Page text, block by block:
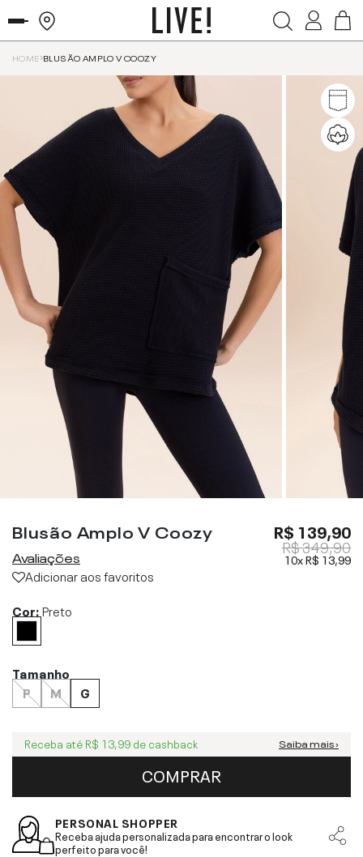
HOME BLUSÃO AMPLO V COOZY
Blusão Amplo V Coozy
Avaliações
Adicionar aos favoritos
R$ 139,90
R$ 349,90
10xR$ 13,99
Cor:Preto
Tamanho
P
M G
Receba até R$ 13,99 de cashback Saiba mais ›
COMPRAR
PERSONAL SHOPPER
Receba ajuda personalizada para encontrar o look
perfeito para você!